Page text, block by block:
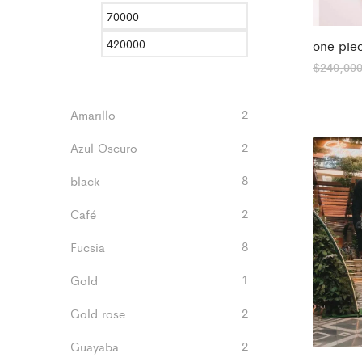
one
$240,000
Precio
mínimo
Amarillo
2
Azul Oscuro
2
black
8
Café
2
Fucsia
8
Gold
1
Gold rose
2
Guayaba
2